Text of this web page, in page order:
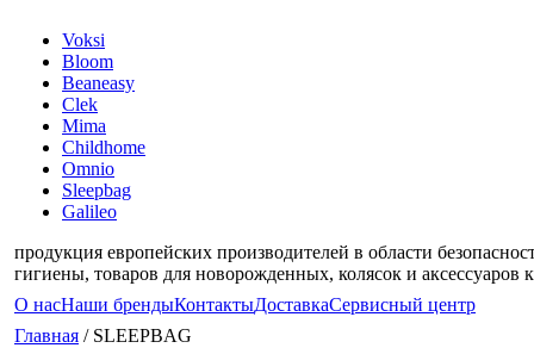
Voksi
Bloom
Beaneasy
Clek
Mima
Childhome
Omnio
Sleepbag
Galileo
продукция европейских производителей в области
гигиены, товаров для новорожденных, колясок и аксессуаров
О насНаши брендыКонтактыДоставкаСервисный центр
Главная / SLEEPBAG